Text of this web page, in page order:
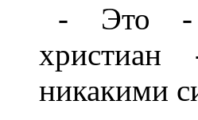
- Это -
никакими